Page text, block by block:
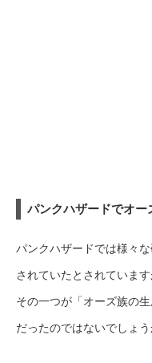
パンクハザードでオー
パンクハザードでは様々
されていたとされています
その一つが「オーズ族の生
だったのではないでしょう